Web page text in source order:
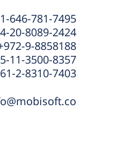
646-781-7495
20-8089-2424
9-8858188
11-3500-8357
2-8310-7403